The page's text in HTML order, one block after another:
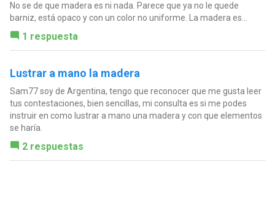
No se de que madera es ni nada. Parece que ya no le quede
barniz, está opaco y con un color no uniforme. La madera es...
1 respuesta
Lustrar a mano la madera
Sam77 soy de Argentina, tengo que reconocer que me gusta leer
tus contestaciones, bien sencillas, mi consulta es si me podes
instruir en como lustrar a mano una madera y con que elementos
se haría.
2 respuestas